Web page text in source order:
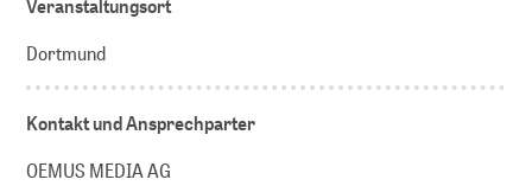
Veranstaltungsort
Dortmund
Kontakt und Ansprechparter
OEMUS MEDIA AG